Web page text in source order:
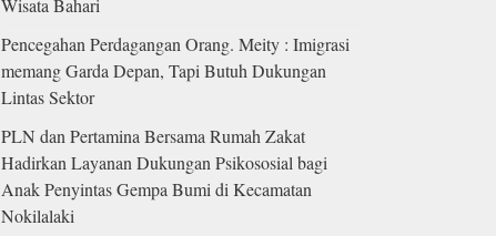
Wisata Bahari
Pencegahan Perdagangan Orang. Meity : Imigrasi
memang Garda Depan, Tapi Butuh Dukungan
Lintas Sektor
PLN dan Pertamina Bersama Rumah Zakat
Hadirkan Layanan Dukungan Psikososial bagi
Anak Penyintas Gempa Bumi di Kecamatan
Nokilalaki